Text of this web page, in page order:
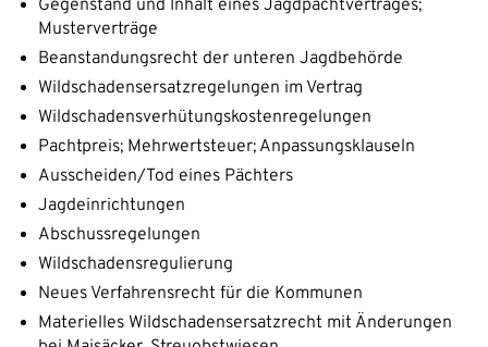
Gegenstand und Inhalt eines Jagdpachtvertrages;
Musterverträge
Beanstandungsrecht der unteren Jagdbehörde
Wildschadensersatzregelungen im Vertrag
Wildschadensverhütungskostenregelungen
Pachtpreis; Mehrwertsteuer; Anpassungsklauseln
Ausscheiden/Tod eines Pächters
Jagdeinrichtungen
Abschussregelungen
Wildschadensregulierung
Neues Verfahrensrecht für die Kommunen
Materielles Wildschadensersatzrecht mit Änderungen